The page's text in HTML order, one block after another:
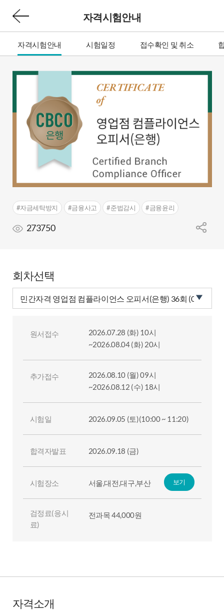
자격시험안내
자격시험안내 시험일정 접수확인 및 취소
#자금세탁방지 #금융사고 #준법감시 #금융윤리
273750
회차선택
원서접수
2026.07.28 (화) 10시
~2026.08.04 (화) 20시
추가접수
2026.08.10 (월) 09시
~2026.08.12 (수) 18시
시험일 2026.09.05 (토)(10:00 ~ 11:20)
합격자발표 2026.09.18 (금)
시험장소 서울,대전,대구,부산 보기
검정료(응시
료)
전과목 44,000원
자격소개